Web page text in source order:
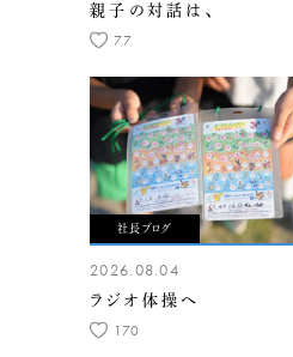
親子の対話は、
77
社長ブログ
2026.08.04
ラジオ体操へ
170